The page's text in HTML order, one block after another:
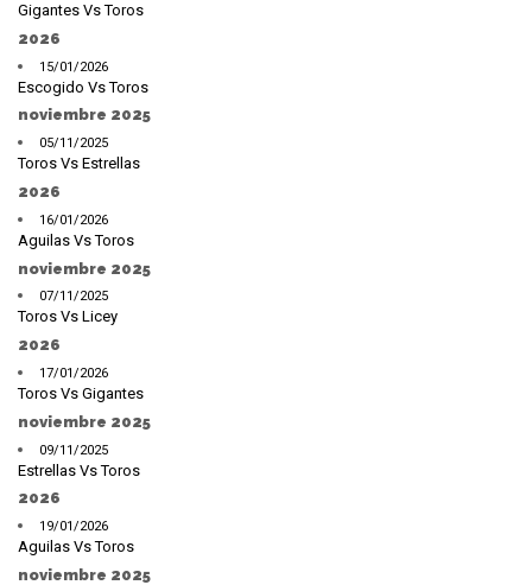
Gigantes Vs Toros
2026
15/01/2026
Escogido Vs Toros
noviembre 2025
05/11/2025
Toros Vs Estrellas
2026
16/01/2026
Aguilas Vs Toros
noviembre 2025
07/11/2025
Toros Vs Licey
2026
17/01/2026
Toros Vs Gigantes
noviembre 2025
09/11/2025
Estrellas Vs Toros
2026
19/01/2026
Aguilas Vs Toros
noviembre 2025